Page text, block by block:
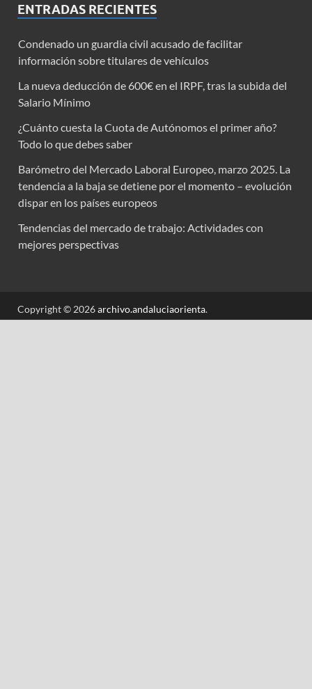
ENTRADAS RECIENTES
Condenado un guardia civil acusado de facilitar
información sobre titulares de vehículos
La nueva deducción de 600€ en el IRPF, tras la subida del
Salario Mínimo
¿Cuánto cuesta la Cuota de Autónomos el primer año?
Todo lo que debes saber
Barómetro del Mercado Laboral Europeo, marzo 2025. La
tendencia a la baja se detiene por el momento – evolución
dispar en los países europeos
Tendencias del mercado de trabajo: Actividades con
mejores perspectivas
Copyright © 2026archivo.andaluciaorienta.